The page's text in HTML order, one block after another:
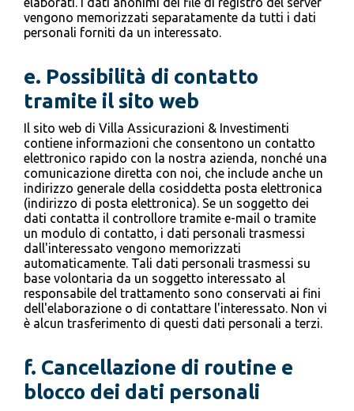
vengono memorizzati separatamente da tutti i dati
personali forniti da un interessato.
e. Possibilità di contatto
tramite il sito web
Il sito web di Villa Assicurazioni & Investimenti
contiene informazioni che consentono un contatto
elettronico rapido con la nostra azienda, nonché una
comunicazione diretta con noi, che include anche un
indirizzo generale della cosiddetta posta elettronica
(indirizzo di posta elettronica). Se un soggetto dei
dati contatta il controllore tramite e-mail o tramite
un modulo di contatto, i dati personali trasmessi
dall'interessato vengono memorizzati
automaticamente. Tali dati personali trasmessi su
base volontaria da un soggetto interessato al
responsabile del trattamento sono conservati ai fini
dell'elaborazione o di contattare l'interessato. Non vi
è alcun trasferimento di questi dati personali a terzi.
f. Cancellazione di routine e
blocco dei dati personali